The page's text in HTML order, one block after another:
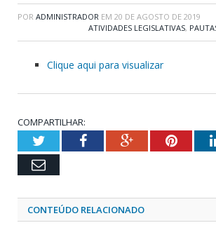
POR ADMINISTRADOR EM 20 DE AGOSTO DE 2019
ATIVIDADES LEGISLATIVAS,
Clique aqui para visualizar
COMPARTILHAR:
TwitterFacebookGoogle+
Email
CONTEÚDO RELACIONADO